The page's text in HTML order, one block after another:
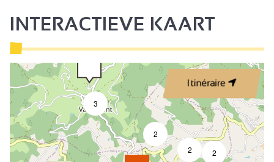
INTERACTIEVE KAART
Itinéraire
3
2
2
2